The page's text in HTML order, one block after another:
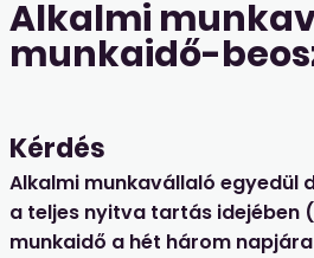
Alkalmi
munkaidő-
Kérdés
Alkalmi munkavállaló egyedül
a teljes nyitva tartás idejében
munkaidő a hét három